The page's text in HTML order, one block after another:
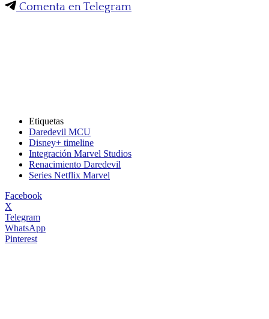
Comenta en Telegram
Etiquetas
Daredevil MCU
Disney+ timeline
Integración Marvel Studios
Renacimiento Daredevil
Series Netflix Marvel
Facebook
X
Telegram
WhatsApp
Pinterest